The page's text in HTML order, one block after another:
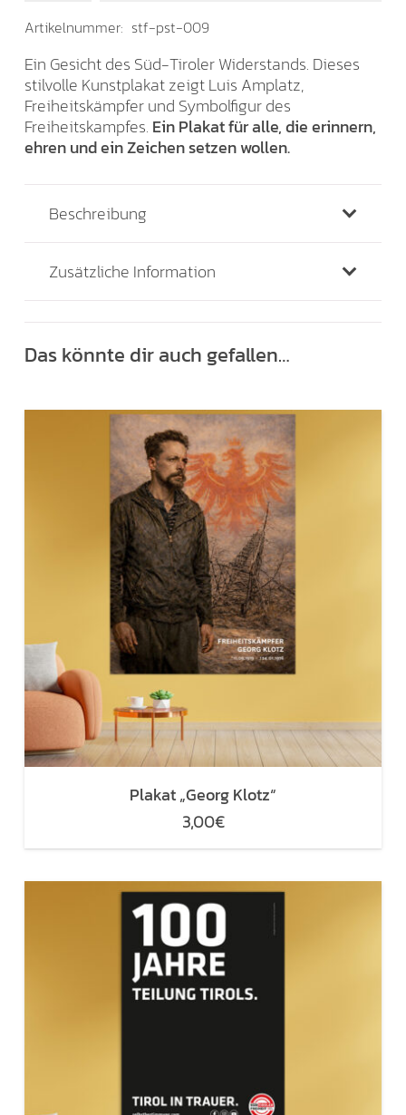
Menge
Artikelnummer: stf-pst-009
Ein Gesicht des Süd-Tiroler Widerstands. Dieses
stilvolle Kunstplakat zeigt Luis Amplatz,
Freiheitskämpfer und Symbolfigur des
Freiheitskampfes. Ein Plakat für alle, die erinnern,
ehren und ein Zeichen setzen wollen.
Beschreibung
Zusätzliche Information
Das könnte dir auch gefallen…
Plakat „Georg Klotz“
3,00€